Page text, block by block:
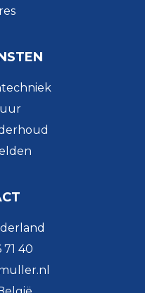
71 40